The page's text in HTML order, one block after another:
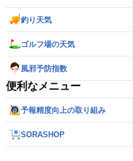
釣り天気
ゴルフ場の天気
風邪予防指数
便利なメニュー
予報精度向上の取り組み
SORASHOP